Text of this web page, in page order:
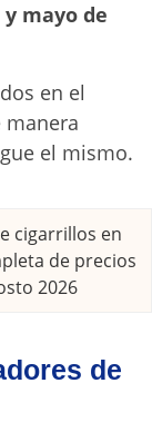
mayo de
en el
manera
el mismo.
cigarrillos en
de precios
2026
de